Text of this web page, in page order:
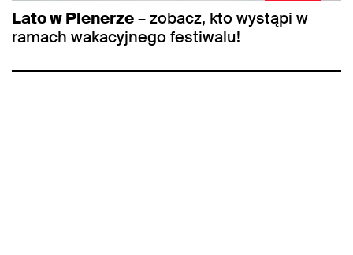
Lato w Plenerze– zobacz, kto wystąpi w
ramach wakacyjnego festiwalu!